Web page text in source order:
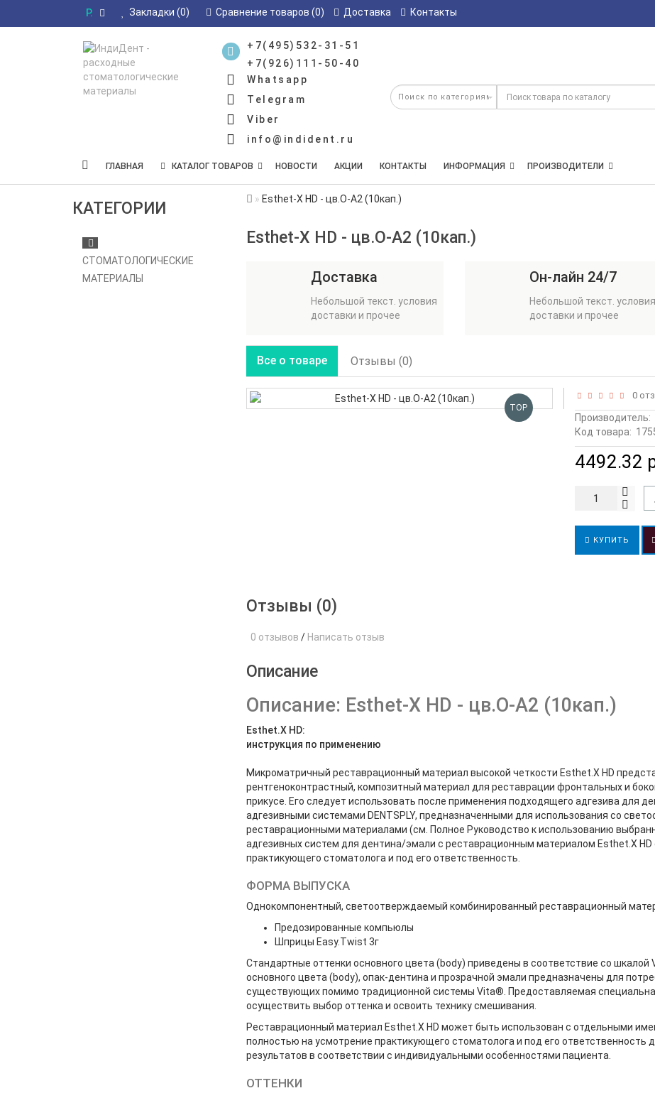
Р. Закладки (0) Сравнение товаров (0) Доставка Контакты
+7(495)532-31-51
+7(926)111-50-40
Whatsapp
Telegram
Viber
info@indident.ru
ГЛАВНАЯ КАТАЛОГ ТОВАРОВ НОВОСТИ АКЦИИ КОНТАКТЫ ИНФОРМАЦИЯ ПРОИЗВОДИТЕЛИ
КАТЕГОРИИ
СТОМАТОЛОГИЧЕСКИЕ
МАТЕРИАЛЫ
Esthet-X HD - цв.О-А2 (10кап.)
Esthet-X HD - цв.О-А2 (10кап.)
Доставка
Небольшой текст. условия
доставки и прочее
Он-лайн 24/7
Небольшой текст. условия
доставки и прочее
Все о товаре Отзывы (0)
TOP
0
Производитель:
Код товара:
4492.32
КУПИТЬ
Отзывы (0)
0 отзывов / Написать отзыв
Описание
Описание: Esthet-X HD - цв.О-А2 (10кап.)
Esthet.X HD:
инструкция по применению
Микроматричный реставрационный материал высокой четкости Esthet.X HD
рентгеноконтрастный, композитный материал для реставрации фронтальных и
прикусе. Его следует использовать после применения подходящего адгезива для
адгезивными системами DENTSPLY, предназначенными для использования со
реставрационными материалами (см. Полное Руководство к использованию
адгезивных систем для дентина/эмали с реставрационным материалом Esthet.X
практикующего стоматолога и под его ответственность.
ФОРМА ВЫПУСКА
Однокомпонентный, светоотверждаемый комбинированный реставрационный
Предозированные компьюлы
Шприцы Easy.Twist 3г
Стандартные оттенки основного цвета (body) приведены в соответствие со
основного цвета (body), опак-дентина и прозрачной эмали предназначены для
существующих помимо традиционной системы Vita®. Предоставляемая
осуществить выбор оттенка и освоить технику смешивания.
Реставрационный материал Esthet.X HD может быть использован с отдельными
полностью на усмотрение практикующего стоматолога и под его
результатов в соответствии с индивидуальными особенностями пациента.
ОТТЕНКИ